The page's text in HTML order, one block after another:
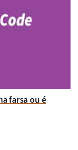
farsa ou é